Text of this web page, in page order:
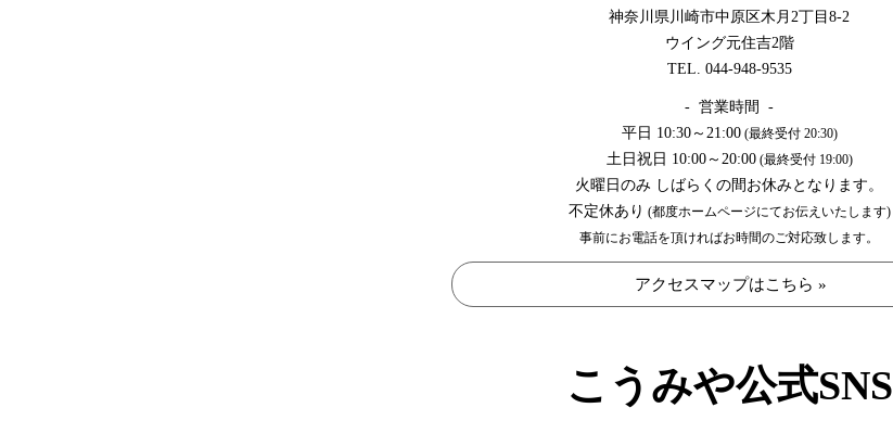
神奈川県川崎市中原区木月2丁目8-2
ウイング元住吉2階
TEL. 044-948-9535
- 営業時間 -
平日 10:30～21:00(最終受付 20:30)
土日祝日 10:00～20:00(最終受付 19:00)
火曜日のみ しばらくの間お休みとなります。
不定休あり (都度ホームページにてお伝えいたします)
事前にお電話を頂ければお時間のご対応致します。
アクセスマップはこちら »
こうみや公式SNS